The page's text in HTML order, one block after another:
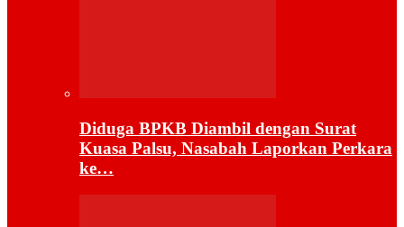
Diduga BPKB Diambil dengan Surat
Kuasa Palsu, Nasabah Laporkan Perkara
ke…